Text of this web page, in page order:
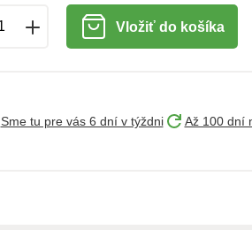
Vložiť do košíka
Sme tu pre vás 6 dní v týždni Až 100 dní